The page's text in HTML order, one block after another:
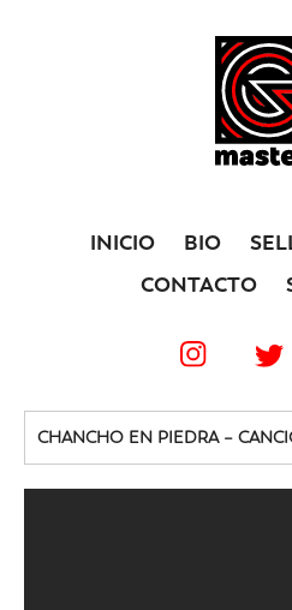
INICIO BIO
CONTACTO
CHANCHO EN PIEDRA –